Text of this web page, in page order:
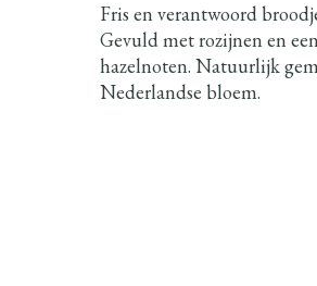
Fris en verantwoord
Gevuld met rozijnen en
hazelnoten. Natuurlijk
Nederlandse bloem.